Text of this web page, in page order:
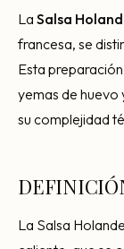
Por qué
Traspasar
Mi
La Salsa
francesa, se
Esta
yemas de huevo
su complejidad
La Salsa